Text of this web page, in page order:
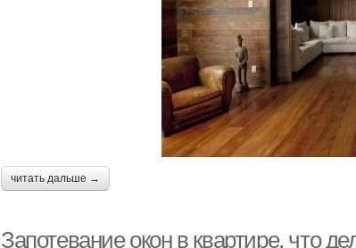
читать дальше →
Запотевание окон в квартире, что